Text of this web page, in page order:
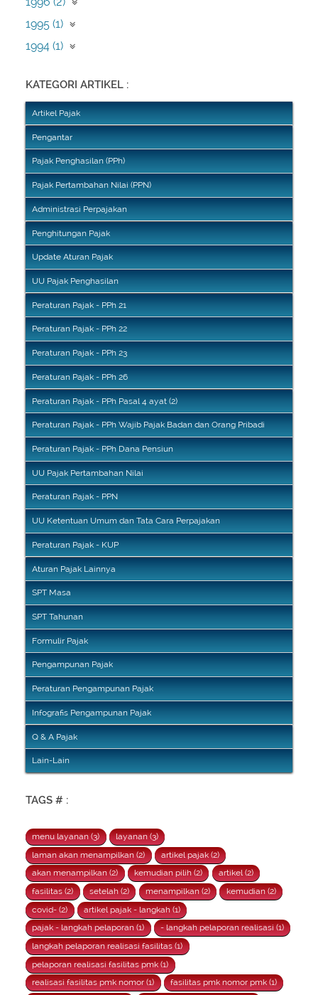
April (2)
1995 (1)
Februari (1)
1994 (1)
KATEGORI ARTIKEL :
Artikel Pajak
Pengantar
Pajak Penghasilan (PPh)
Pajak Pertambahan Nilai (PPN)
Administrasi Perpajakan
Penghitungan Pajak
Update Aturan Pajak
UU Pajak Penghasilan
Peraturan Pajak - PPh 21
Peraturan Pajak - PPh 22
Peraturan Pajak - PPh 23
Peraturan Pajak - PPh 26
Peraturan Pajak - PPh Pasal 4 ayat (2)
Peraturan Pajak - PPh Wajib Pajak Badan dan Orang Pribadi
Peraturan Pajak - PPh Dana Pensiun
UU Pajak Pertambahan Nilai
Peraturan Pajak - PPN
UU Ketentuan Umum dan Tata Cara Perpajakan
Peraturan Pajak - KUP
Aturan Pajak Lainnya
SPT Masa
SPT Tahunan
Formulir Pajak
Pengampunan Pajak
Peraturan Pengampunan Pajak
Infografis Pengampunan Pajak
Q & A Pajak
Lain-Lain
TAGS # :
menu layanan (3)
layanan (3)
laman akan menampilkan (2)
artikel pajak (2)
akan menampilkan (2)
kemudian pilih (2)
artikel (2)
fasilitas (2)
setelah (2) menampilkan (2)
kemudian (2)
covid- (2)
artikel pajak - langkah (1)
pajak - langkah pelaporan (1)
- langkah pelaporan realisasi (1)
langkah pelaporan realisasi fasilitas (1)
pelaporan realisasi fasilitas pmk (1)
realisasi fasilitas pmk nomor (1)
fasilitas pmk nomor pmk (1)